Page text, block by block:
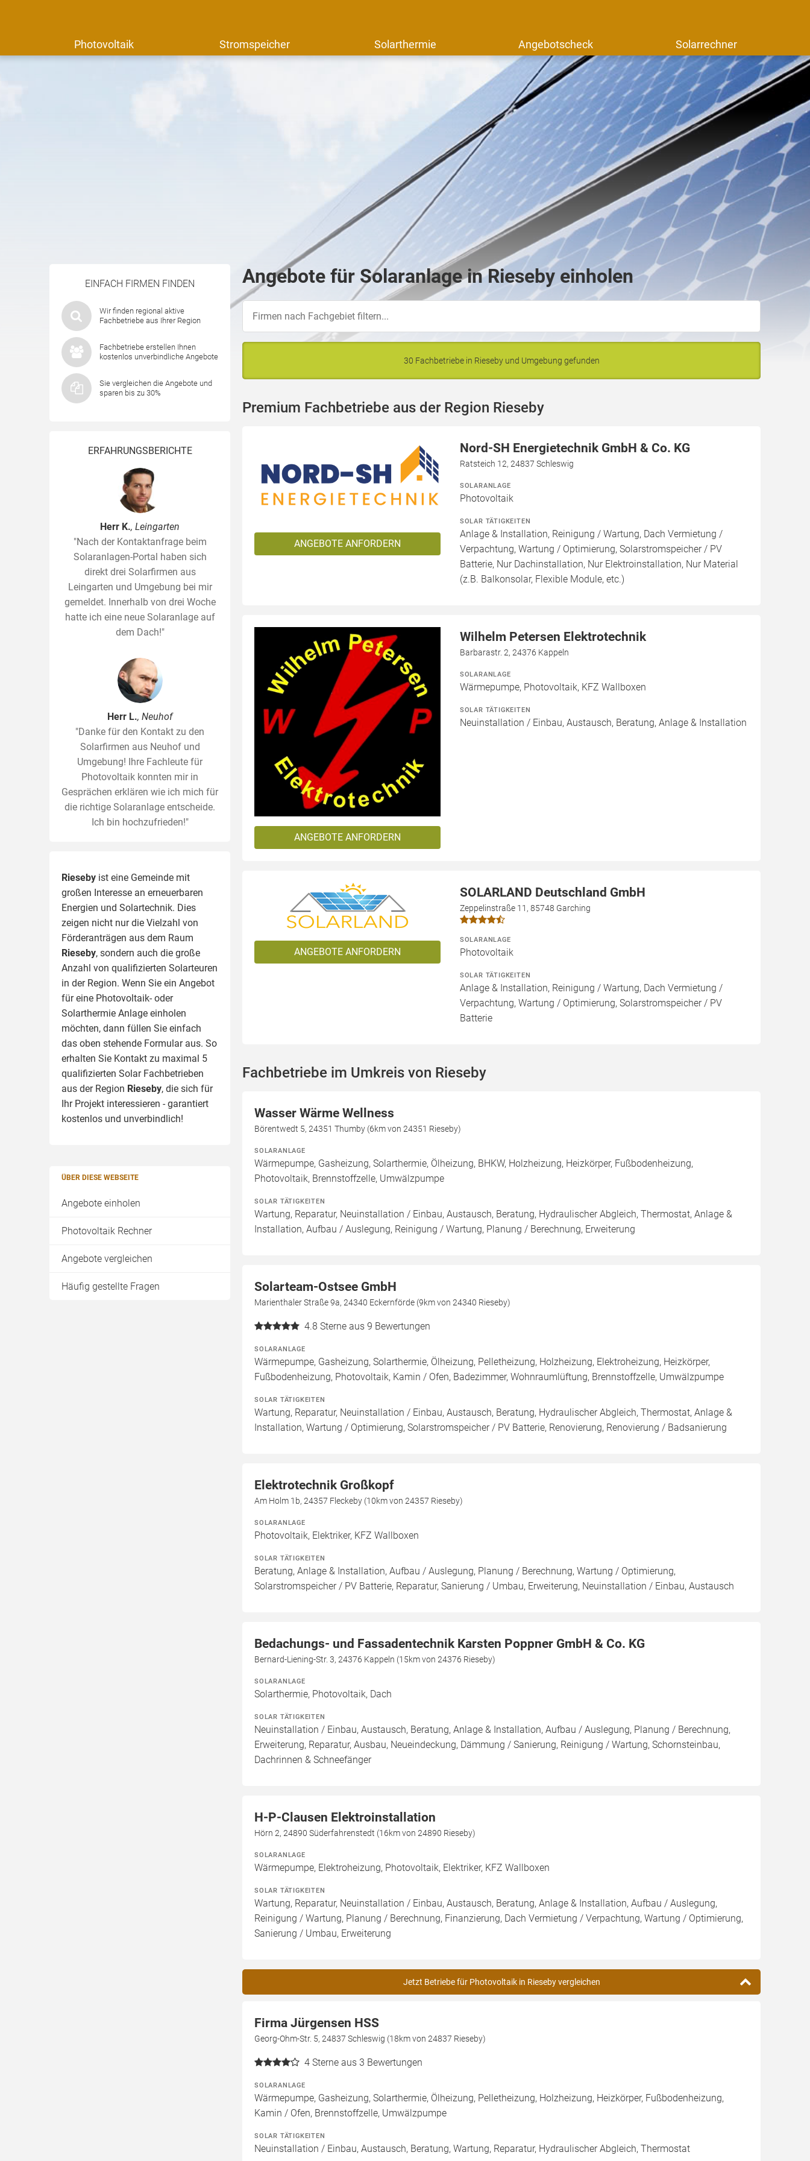
Photovoltaik Stromspeicher Solarthermie Angebotscheck Solarrechner
EINFACH FIRMEN FINDEN
Wir finden regional aktive
Fachbetriebe aus Ihrer Region
Fachbetriebe erstellen Ihnen
kostenlos unverbindliche Angebote
Sie vergleichen die Angebote und
sparen bis zu 30%
ERFAHRUNGSBERICHTE
Herr K., Leingarten
"Nach der Kontaktanfrage beim
Solaranlagen-Portal haben sich
direkt drei Solarfirmen aus
Leingarten und Umgebung bei mir
gemeldet. Innerhalb von drei Woche
hatte ich eine neue Solaranlage auf
dem Dach!"
Herr L., Neuhof
"Danke für den Kontakt zu den
Solarfirmen aus Neuhof und
Umgebung! Ihre Fachleute für
Photovoltaik konnten mir in
Gesprächen erklären wie ich mich für
die richtige Solaranlage entscheide.
Ich bin hochzufrieden!"
Rieseby ist eine Gemeinde mit
großen Interesse an erneuerbaren
Energien und Solartechnik. Dies
zeigen nicht nur die Vielzahl von
Förderanträgen aus dem Raum
Rieseby, sondern auch die große
Anzahl von qualifizierten Solarteuren
in der Region. Wenn Sie ein Angebot
für eine Photovoltaik- oder
Solarthermie Anlage einholen
möchten, dann füllen Sie einfach
das oben stehende Formular aus. So
erhalten Sie Kontakt zu maximal 5
qualifizierten Solar Fachbetrieben
aus der Region Rieseby, die sich für
Ihr Projekt interessieren - garantiert
kostenlos und unverbindlich!
ÜBER DIESE WEBSEITE
Angebote einholen
Photovoltaik Rechner
Angebote vergleichen
Häufig gestellte Fragen
Angebote für Solaranlage in Rieseby einholen
30 Fachbetriebe in Rieseby und Umgebung gefunden
Premium Fachbetriebe aus der Region Rieseby
ANGEBOTE ANFORDERN
Nord-SH Energietechnik GmbH & Co. KG
Ratsteich 12, 24837 Schleswig
SOLARANLAGE
Photovoltaik
SOLAR TÄTIGKEITEN
Anlage & Installation, Reinigung / Wartung, Dach Vermietung /
Verpachtung, Wartung / Optimierung, Solarstromspeicher / PV
Batterie, Nur Dachinstallation, Nur Elektroinstallation, Nur Material
(z.B. Balkonsolar, Flexible Module, etc.)
ANGEBOTE ANFORDERN
Wilhelm Petersen Elektrotechnik
Barbarastr. 2, 24376 Kappeln
SOLARANLAGE
Wärmepumpe, Photovoltaik, KFZ Wallboxen
SOLAR TÄTIGKEITEN
Neuinstallation / Einbau, Austausch, Beratung, Anlage & Installation
ANGEBOTE ANFORDERN
SOLARLAND Deutschland GmbH
Zeppelinstraße 11, 85748 Garching
SOLARANLAGE
Photovoltaik
SOLAR TÄTIGKEITEN
Anlage & Installation, Reinigung / Wartung, Dach Vermietung /
Verpachtung, Wartung / Optimierung, Solarstromspeicher / PV
Batterie
Fachbetriebe im Umkreis von Rieseby
Wasser Wärme Wellness
Börentwedt 5, 24351 Thumby (6km von 24351 Rieseby)
SOLARANLAGE
Wärmepumpe, Gasheizung, Solarthermie, Ölheizung, BHKW, Holzheizung, Heizkörper, Fußbodenheizung,
Photovoltaik, Brennstoffzelle, Umwälzpumpe
SOLAR TÄTIGKEITEN
Wartung, Reparatur, Neuinstallation / Einbau, Austausch, Beratung, Hydraulischer Abgleich, Thermostat, Anlage &
Installation, Aufbau / Auslegung, Reinigung / Wartung, Planung / Berechnung, Erweiterung
Solarteam-Ostsee GmbH
Marienthaler Straße 9a, 24340 Eckernförde (9km von 24340 Rieseby)
4.8 Sterne aus 9 Bewertungen
SOLARANLAGE
Wärmepumpe, Gasheizung, Solarthermie, Ölheizung, Pelletheizung, Holzheizung, Elektroheizung, Heizkörper,
Fußbodenheizung, Photovoltaik, Kamin / Ofen, Badezimmer, Wohnraumlüftung, Brennstoffzelle, Umwälzpumpe
SOLAR TÄTIGKEITEN
Wartung, Reparatur, Neuinstallation / Einbau, Austausch, Beratung, Hydraulischer Abgleich, Thermostat, Anlage &
Installation, Wartung / Optimierung, Solarstromspeicher / PV Batterie, Renovierung, Renovierung / Badsanierung
Elektrotechnik Großkopf
Am Holm 1b, 24357 Fleckeby (10km von 24357 Rieseby)
SOLARANLAGE
Photovoltaik, Elektriker, KFZ Wallboxen
SOLAR TÄTIGKEITEN
Beratung, Anlage & Installation, Aufbau / Auslegung, Planung / Berechnung, Wartung / Optimierung,
Solarstromspeicher / PV Batterie, Reparatur, Sanierung / Umbau, Erweiterung, Neuinstallation / Einbau, Austausch
Bedachungs- und Fassadentechnik Karsten Poppner GmbH & Co. KG
Bernard-Liening-Str. 3, 24376 Kappeln (15km von 24376 Rieseby)
SOLARANLAGE
Solarthermie, Photovoltaik, Dach
SOLAR TÄTIGKEITEN
Neuinstallation / Einbau, Austausch, Beratung, Anlage & Installation, Aufbau / Auslegung, Planung / Berechnung,
Erweiterung, Reparatur, Ausbau, Neueindeckung, Dämmung / Sanierung, Reinigung / Wartung, Schornsteinbau,
Dachrinnen & Schneefänger
H-P-Clausen Elektroinstallation
Hörn 2, 24890 Süderfahrenstedt (16km von 24890 Rieseby)
SOLARANLAGE
Wärmepumpe, Elektroheizung, Photovoltaik, Elektriker, KFZ Wallboxen
SOLAR TÄTIGKEITEN
Wartung, Reparatur, Neuinstallation / Einbau, Austausch, Beratung, Anlage & Installation, Aufbau / Auslegung,
Reinigung / Wartung, Planung / Berechnung, Finanzierung, Dach Vermietung / Verpachtung, Wartung / Optimierung,
Sanierung / Umbau, Erweiterung
Jetzt Betriebe für Photovoltaik in Rieseby vergleichen
Firma Jürgensen HSS
Georg-Ohm-Str. 5, 24837 Schleswig (18km von 24837 Rieseby)
4 Sterne aus 3 Bewertungen
SOLARANLAGE
Wärmepumpe, Gasheizung, Solarthermie, Ölheizung, Pelletheizung, Holzheizung, Heizkörper, Fußbodenheizung,
Kamin / Ofen, Brennstoffzelle, Umwälzpumpe
SOLAR TÄTIGKEITEN
Neuinstallation / Einbau, Austausch, Beratung, Wartung, Reparatur, Hydraulischer Abgleich, Thermostat